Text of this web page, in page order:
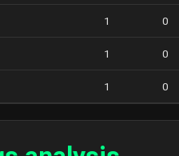
1 0
1 0
1 0